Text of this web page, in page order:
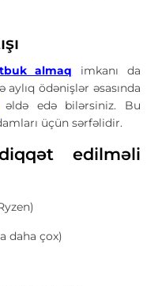
almaq imkanı da
ödənişlər əsasında
əldə edə bilərsiniz. Bu
üçün sərfəlidir.
edilməli
daha çox)